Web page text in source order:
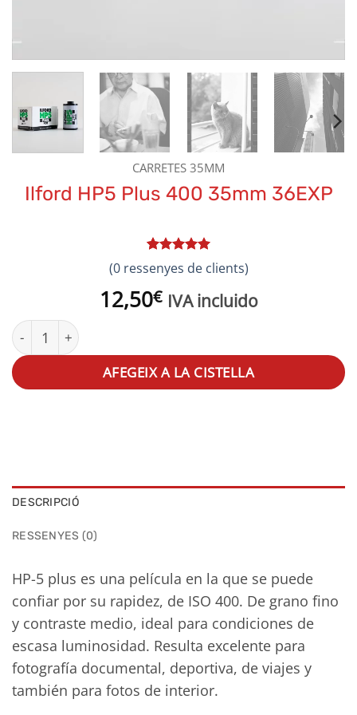
CARRETES 35MM
Ilford HP5 Plus 400 35mm 36EXP
5
sobre 5 en
funció de
valoracions
(0ressenyes de clients)
12,50€ IVA incluido
quantitat de Ilford HP5 Plus 400 35mm 36EXP
AFEGEIX A LA CISTELLA
DESCRIPCIÓ
RESSENYES (0)
HP-5 plus es una película en la que se puede
confiar por su rapidez, de ISO 400. De grano fino
y contraste medio, ideal para condiciones de
escasa luminosidad. Resulta excelente para
fotografía documental, deportiva, de viajes y
también para fotos de interior.